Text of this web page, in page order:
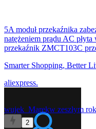
5A moduł przekaźnika
natężeniem prądu AC
przekaźnik ZMCT103C
Smarter Shopping, Better
aliexpress.
wujek_Marekw zeszłym
2